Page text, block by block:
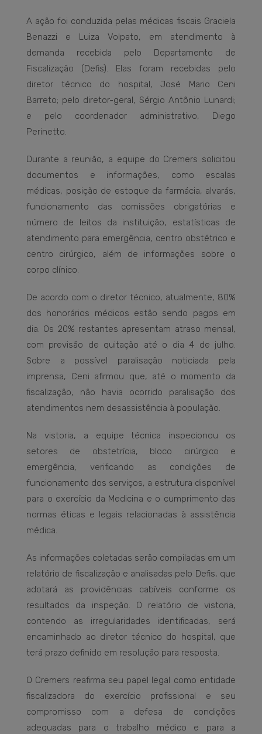
A ação foi conduzida pelas médicas fiscais Graciela
Benazzi e Luiza Volpato, em atendimento à
demanda recebida pelo Departamento de
Fiscalização (Defis). Elas foram recebidas pelo
diretor técnico do hospital, José Mario Ceni
Barreto; pelo diretor-geral, Sérgio Antônio Lunardi;
e pelo coordenador administrativo, Diego
Perinetto.
Durante a reunião, a equipe do Cremers solicitou
documentos e informações, como escalas
médicas, posição de estoque da farmácia, alvarás,
funcionamento das comissões obrigatórias e
número de leitos da instituição, estatísticas de
atendimento para emergência, centro obstétrico e
centro cirúrgico, além de informações sobre o
corpo clínico.
De acordo com o diretor técnico, atualmente, 80%
dos honorários médicos estão sendo pagos em
dia. Os 20% restantes apresentam atraso mensal,
com previsão de quitação até o dia 4 de julho.
Sobre a possível paralisação noticiada pela
imprensa, Ceni afirmou que, até o momento da
fiscalização, não havia ocorrido paralisação dos
atendimentos nem desassistência à população.
Na vistoria, a equipe técnica inspecionou os
setores de obstetrícia, bloco cirúrgico e
emergência, verificando as condições de
funcionamento dos serviços, a estrutura disponível
para o exercício da Medicina e o cumprimento das
normas éticas e legais relacionadas à assistência
médica.
As informações coletadas serão compiladas em um
relatório de fiscalização e analisadas pelo Defis, que
adotará as providências cabíveis conforme os
resultados da inspeção. O relatório de vistoria,
contendo as irregularidades identificadas, será
encaminhado ao diretor técnico do hospital, que
terá prazo definido em resolução para resposta.
O Cremers reafirma seu papel legal como entidade
fiscalizadora do exercício profissional e seu
compromisso com a defesa de condições
adequadas para o trabalho médico e para a